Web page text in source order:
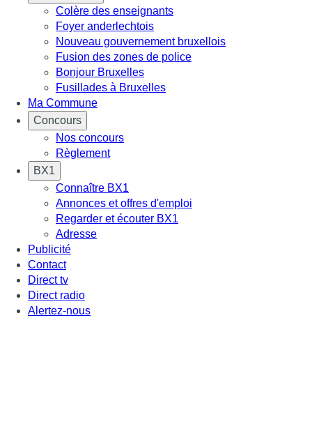
Colère des enseignants
Foyer anderlechtois
Nouveau gouvernement bruxellois
Fusion des zones de police
Bonjour Bruxelles
Fusillades à Bruxelles
Ma Commune
Concours
Nos concours
Règlement
BX1
Connaître BX1
Annonces et offres d'emploi
Regarder et écouter BX1
Adresse
Publicité
Contact
Direct tv
Direct radio
Alertez-nous